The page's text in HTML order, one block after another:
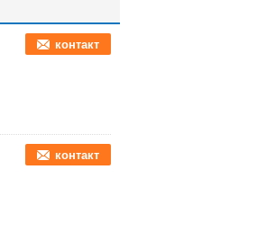
контакт
контакт